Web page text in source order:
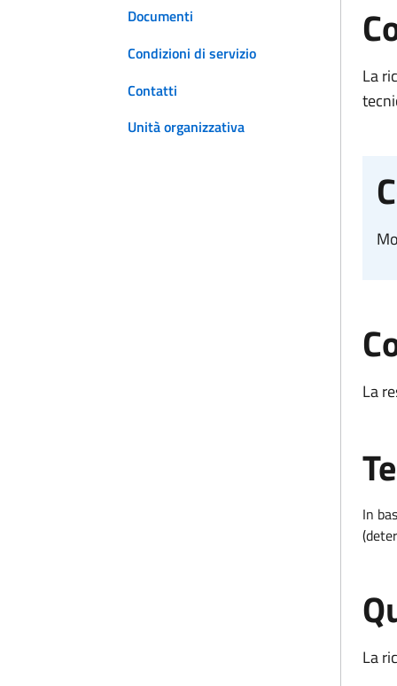
Documenti
Condizioni di servizio
Contatti
Unità organizzativa
La
La
In
La